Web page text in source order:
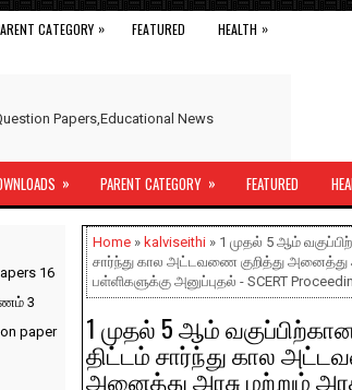
CATEGORY » FEATURED HEALTH »
Papers,Educational News
» PARENT CATEGORY » FEATURED
Home » kalviseithi » 1 முதல் 5 ஆம்
சார்ந்து கால அட்டவணை குறித்து அனைத்து
பள்ளிகளுக்கு அனுப்புதல் - SCERT
1 முதல் 5 ஆம்
திட்டம் சார்ந்து கால
அனைத்து அரசு மற்றும்
16
3
paper